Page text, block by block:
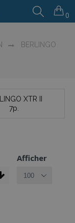
0
BERLINGO
XTR II
7p.
Afficher